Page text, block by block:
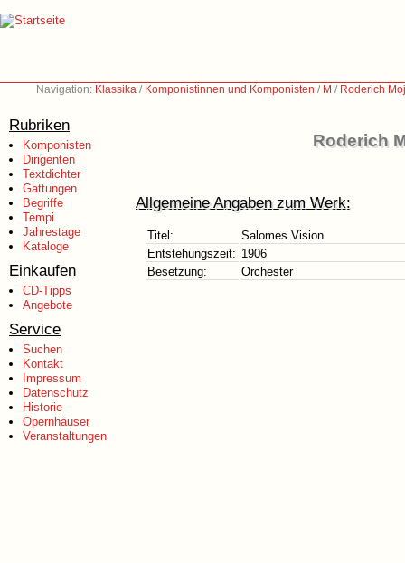
Navigation: Klassika / Komponistinnen und Komponisten / M / Roderich
Rubriken
Komponisten
Dirigenten
Textdichter
Gattungen
Begriffe
Tempi
Jahrestage
Kataloge
Einkaufen
CD-Tipps
Angebote
Service
Suchen
Kontakt
Impressum
Datenschutz
Historie
Opernhäuser
Veranstaltungen
Roderich
Allgemeine Angaben zum Werk:
Titel:
Salomes Vision
Entstehungszeit: 1906
Besetzung:
Orchester